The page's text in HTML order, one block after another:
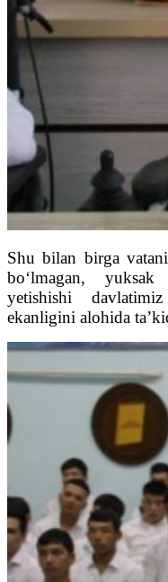
Shu bilan birga
bo‘lmagan,
yetishishi
ekanligini alohida